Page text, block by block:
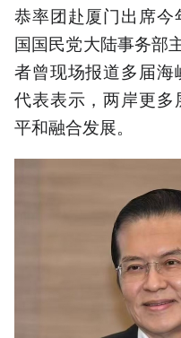
恭率团赴厦门出席
国国民党大陆事务部
者曾现场报道多届
代表表示，两岸更
平和融合发展。